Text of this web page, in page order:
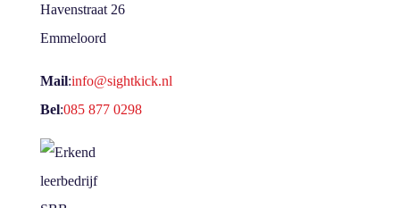
Havenstraat 26
Emmeloord
Mail:info@sightkick.nl
Bel:085 877 0298